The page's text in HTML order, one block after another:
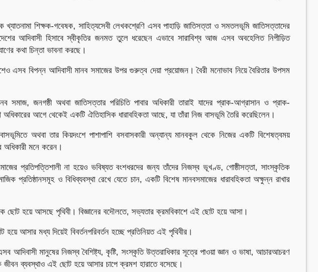
খ্যাতনামা শিক্ষক-গবেষক, সাহিত্যসেবী লেখকশ্রেণি এসব পাহাড়ি জাতিসত্তা ও সমতলভূমি জাতিসত্তাদের
আদিবাসী হিসাবে স্বীকৃতির জনমত তুলে ধরেছেন এভাবে সারাবিশ্ব আজ এসব অবহেলিত নিপীড়িত
কথা চিন্তা ভাবনা করছে।
এসব বিপন্ন আদিবাসী মানব সমাজের উপর গুরুত্ব দেয়া প্রয়োজন। বৈরী মনোভাব নিয়ে বৈরিতার উপসম
সমাজ, জনগষ্ঠী অথবা জাতিসত্তার পরিচিতি পাবার অধিকারী তারাই যাদের প্রাক-আগ্রাসান ও প্রাক-
অধিকারের আগে থেকেই একটি ঐতিহাসিক ধারাবহিকতা আছে, যা তাঁরা নিজ বাসভূমি তৈরি করেছিলেন।
বাসভূমিতে অথবা তার কিয়দংশে পাশাপাশি বসবাসকারী অন্যান্য মানবকুল থেকে নিজের একটি বিশেষত্বময়
মনে করেন।
প্রতিপত্তিশালী না হয়েও ভবিষ্যত বংশধরদের জন্য তাঁদের নিজস্ব ভূখণ্ড, গোষ্ঠীসত্তা, সাংস্কৃতিক
প্রতিষ্ঠানসমূহ ও বিধিব্যবস্থা রেখে যেতে চান, একটি বিশেষ মানবসমাজের ধারাবহিকতা অক্ষুন্ন রাখার
ছোট হয়ে আসছে পৃথিবী। বিজ্ঞানের বদৌলতে, সভ্যতার ক্রমবিকাশে এই ছোট হয়ে আসা।
আসার মধ্য দিয়েই বিবর্তনপরিবর্তন হচ্ছে প্রতিনিয়ত এই পৃথিবীর।
আদিবাসী মানুষের নিজস্ব বৈশিষ্ট্য, কৃষ্টি, সংস্কৃতি উত্তরাধিকার সূত্রে পাওয়া জ্ঞান ও ভাষা, আচারআচরণ
জীবন ব্যবস্থাও এই ছোট হয়ে আসার চাপে ক্রমশ হারাতে বসেছে।